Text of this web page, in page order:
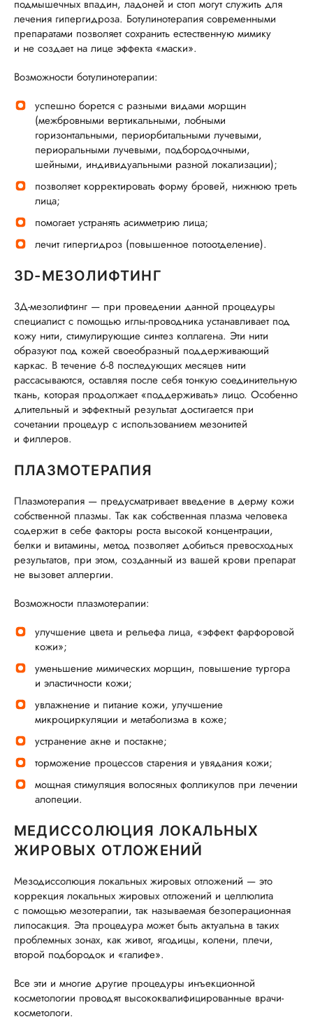
подмышечных впадин, ладоней и стоп могут служить для
лечения гипергидроза. Ботулинотерапия современными
препаратами позволяет сохранить естественную мимику
и не создает на лице эффекта «маски».
Возможности ботулинотерапии:
успешно борется с разными видами морщин
(межбровными вертикальными, лобными
горизонтальными, периорбитальными лучевыми,
периоральными лучевыми, подбородочными,
шейными, индивидуальными разной локализации);
позволяет корректировать форму бровей, нижнюю треть
лица;
помогает устранять асимметрию лица;
лечит гипергидроз (повышенное потоотделение).
3D-МЕЗОЛИФТИНГ
3Д-мезолифтинг — при проведении данной процедуры
специалист с помощью иглы-проводника устанавливает под
кожу нити, стимулирующие синтез коллагена. Эти нити
образуют под кожей своеобразный поддерживающий
каркас. В течение 6-8 последующих месяцев нити
рассасываются, оставляя после себя тонкую соединительную
ткань, которая продолжает «поддерживать» лицо. Особенно
длительный и эффектный результат достигается при
сочетании процедур с использованием мезонитей
и филлеров.
ПЛАЗМОТЕРАПИЯ
Плазмотерапия — предусматривает введение в дерму кожи
собственной плазмы. Так как собственная плазма человека
содержит в себе факторы роста высокой концентрации,
белки и витамины, метод позволяет добиться превосходных
результатов, при этом, созданный из вашей крови препарат
не вызовет аллергии.
Возможности плазмотерапии:
улучшение цвета и рельефа лица, «эффект фарфоровой
кожи»;
уменьшение мимических морщин, повышение тургора
и эластичности кожи;
увлажнение и питание кожи, улучшение
микроциркуляции и метаболизма в коже;
устранение акне и постакне;
торможение процессов старения и увядания кожи;
мощная стимуляция волосяных фолликулов при лечении
алопеции.
МЕДИССОЛЮЦИЯ ЛОКАЛЬНЫХ
ЖИРОВЫХ ОТЛОЖЕНИЙ
Мезодиссолюция локальных жировых отложений — это
коррекция локальных жировых отложений и целлюлита
с помощью мезотерапии, так называемая безоперационная
липосакция. Эта процедура может быть актуальна в таких
проблемных зонах, как живот, ягодицы, колени, плечи,
второй подбородок и «галифе».
Все эти и многие другие процедуры инъекционной
косметологии проводят высококвалифицированные врачи-
косметологи.